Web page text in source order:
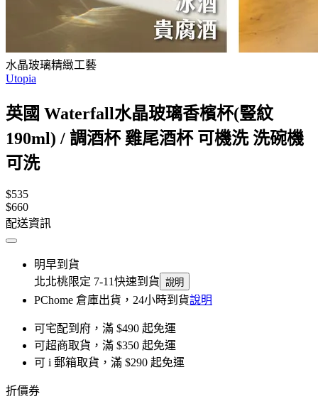
水晶玻璃精緻工藝
Utopia
英國 Waterfall水晶玻璃香檳杯(豎紋
190ml) / 調酒杯 雞尾酒杯 可機洗 洗碗機
可洗
$535
$660
配送資訊
明早到貨
北北桃限定 7-11快速到貨 說明
PChome 倉庫出貨，24小時到貨說明
可宅配到府，滿 $490 起免運
可超商取貨，滿 $350 起免運
可 i 郵箱取貨，滿 $290 起免運
折價券